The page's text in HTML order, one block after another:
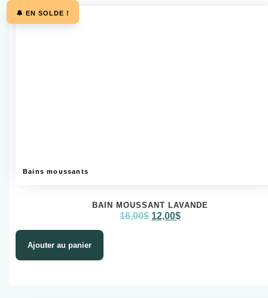
🔔 EN SOLDE !
Bains moussants
BAIN MOUSSANT LAVANDE
16,00$ 12,00$
Ajouter au panier